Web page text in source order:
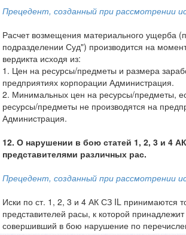
Прецедент, созданный при рассмотрении
Расчет возмещения материального ущерба
подразделении Суд") производится на
вердикта исходя из:
1. Цен на ресурсы/предметы и размера
предприятиях корпорации Администрация.
2. Минимальных цен на ресурсы/предметы,
ресурсы/предметы не производятся на
Администрация.
12. О нарушении в бою статей 1, 2, 3 и 4
представителями различных рас.
Прецедент, созданный при рассмотрении
Иски по ст. 1, 2, 3 и 4 АК СЗ IL принимаются
представителей расы, к которой
совершивший в бою нарушение по